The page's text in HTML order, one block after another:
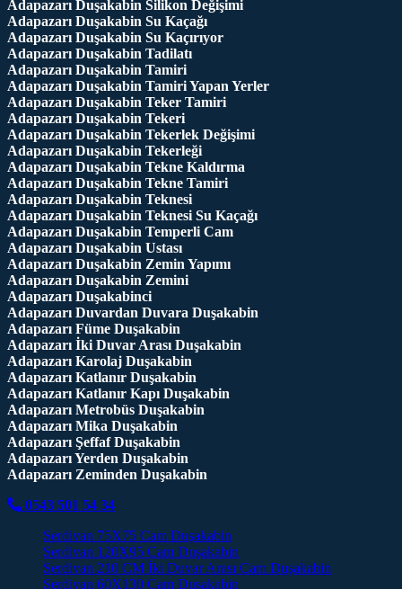
Adapazarı Duşakabin Silikon Değişimi
Adapazarı Duşakabin Su Kaçağı
Adapazarı Duşakabin Su Kaçırıyor
Adapazarı Duşakabin Tadilatı
Adapazarı Duşakabin Tamiri
Adapazarı Duşakabin Tamiri Yapan Yerler
Adapazarı Duşakabin Teker Tamiri
Adapazarı Duşakabin Tekeri
Adapazarı Duşakabin Tekerlek Değişimi
Adapazarı Duşakabin Tekerleği
Adapazarı Duşakabin Tekne Kaldırma
Adapazarı Duşakabin Tekne Tamiri
Adapazarı Duşakabin Teknesi
Adapazarı Duşakabin Teknesi Su Kaçağı
Adapazarı Duşakabin Temperli Cam
Adapazarı Duşakabin Ustası
Adapazarı Duşakabin Zemin Yapımı
Adapazarı Duşakabin Zemini
Adapazarı Duşakabinci
Adapazarı Duvardan Duvara Duşakabin
Adapazarı Füme Duşakabin
Adapazarı İki Duvar Arası Duşakabin
Adapazarı Karolaj Duşakabin
Adapazarı Katlanır Duşakabin
Adapazarı Katlanır Kapı Duşakabin
Adapazarı Metrobüs Duşakabin
Adapazarı Mika Duşakabin
Adapazarı Şeffaf Duşakabin
Adapazarı Yerden Duşakabin
Adapazarı Zeminden Duşakabin
0543 501 54 34
Serdivan 75X75 Cam Duşakabin
Serdivan 120X95 Cam Duşakabin
Serdivan 210 CM İki Duvar Arası Cam Duşakabin
Serdivan 60X130 Cam Duşakabin